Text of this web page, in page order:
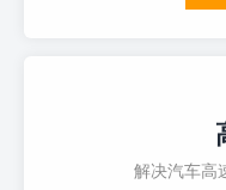
解决汽车高